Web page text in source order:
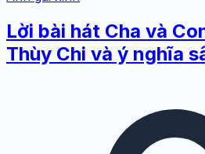
Lời bài hát Cha và
Thùy Chi và ý nghĩa